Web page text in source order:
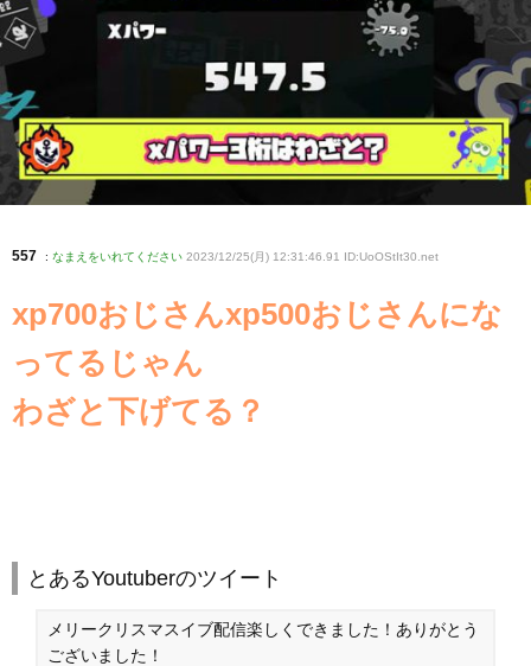
557 : なまえをいれてください 2023/12/25(月) 12:31:46.91 ID:UoOStIt30 .net
xp700おじさんxp500おじさんにな
ってるじゃん
わざと下げてる？
とあるYoutuberのツイート
メリークリスマスイブ配信楽しくできました！ありがとう
ございました！